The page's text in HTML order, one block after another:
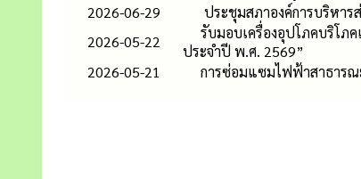
2026-06-29
ประชุมสภาองค์การบริหา
2026-05-22
รับมอบเครื่องอุปโภคบริโภ
ประจำปี พ.ศ. 2569”
2026-05-21
การซ่อมแซมไฟฟ้าสาธา